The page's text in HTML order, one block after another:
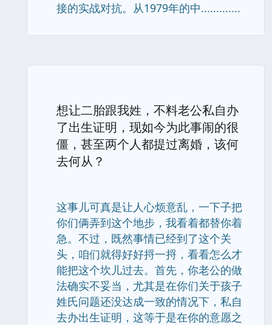
接的实战对抗。从1979年的中.............
想让二胎跟我姓，不料老公私自办
了出生证明，现如今为此事闹的很
僵，甚至两个人都提过离婚，该何
去何从？
这事儿可真是让人心烦意乱，一下子把
你们俩弄到这个地步，我看着都替你着
急。不过，既然事情已经到了这个关
头，咱们就得好好捋一捋，看看怎么才
能把这个坎儿过去。首先，你老公的做
法确实不妥当，尤其是在你们关于孩子
姓氏问题还没达成一致的情况下，私自
去办出生证明，这等于是在你的意愿之